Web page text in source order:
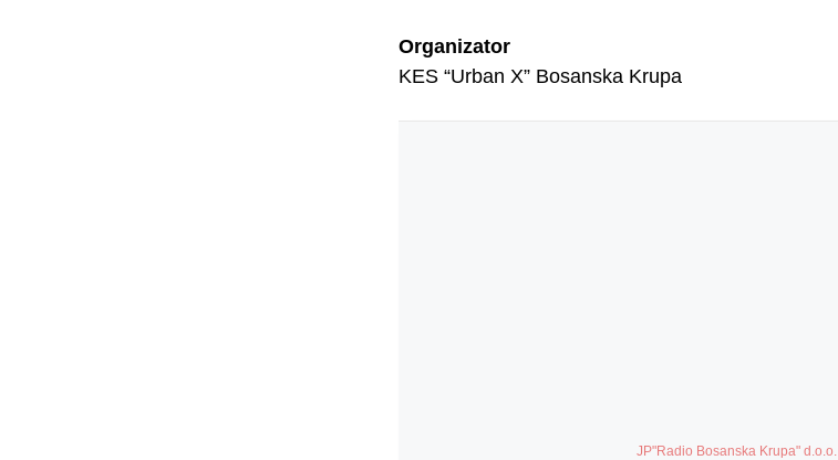
Organizator
KES “Urban X” Bosanska Krupa
JP"Radio Bosanska Krupa" d.o.o.